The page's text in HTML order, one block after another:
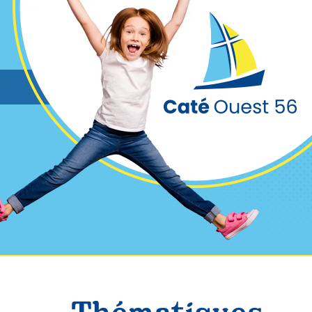
Cookies management panel